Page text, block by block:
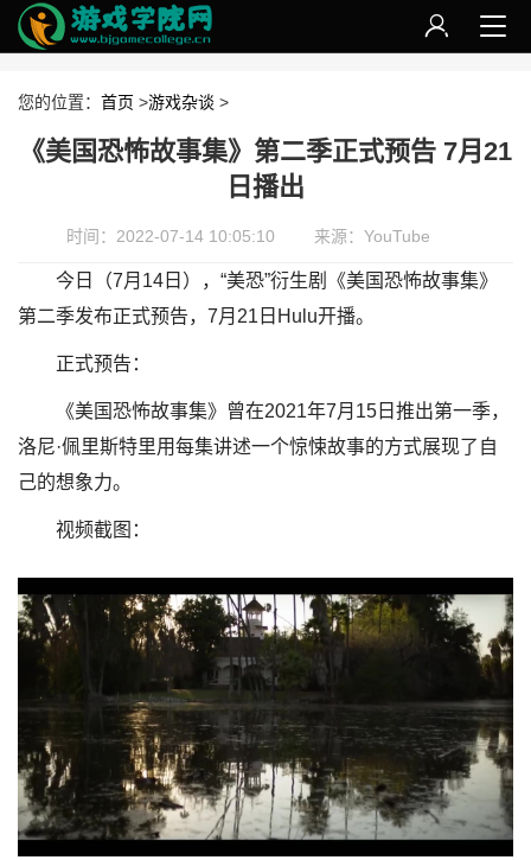
您的位置： 首页 >游戏杂谈 >
《美国恐怖故事集》第二季正式预告 7月21
日播出
时间：2022-07-14 10:05:10 来源：YouTube
今日（7月14日），“美恐”衍生剧《美国恐怖故事集》
第二季发布正式预告，7月21日Hulu开播。
正式预告：
《美国恐怖故事集》曾在2021年7月15日推出第一季，
洛尼·佩里斯特里用每集讲述一个惊悚故事的方式展现了自
己的想象力。
视频截图：